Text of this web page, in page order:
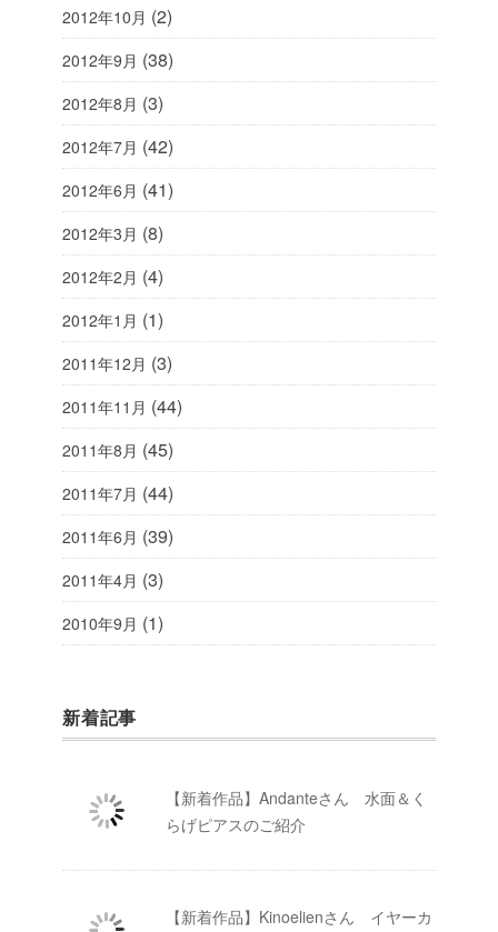
2012年10月 (2)
2012年9月 (38)
2012年8月 (3)
2012年7月 (42)
2012年6月 (41)
2012年3月 (8)
2012年2月 (4)
2012年1月 (1)
2011年12月 (3)
2011年11月 (44)
2011年8月 (45)
2011年7月 (44)
2011年6月 (39)
2011年4月 (3)
2010年9月 (1)
新着記事
【新着作品】Andanteさん 水面＆く
らげピアスのご紹介
【新着作品】Kinoelienさん イヤーカ